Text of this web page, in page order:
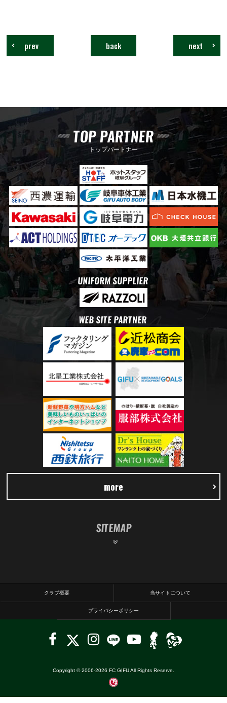
next
back
prev
TOP PARTNER
トップパートナー
UNIFORM SUPPLIER
WEB SITE PARTNER
more
SITEMAP
クラブ概要 当サイトについて
プライバシーポリシー
Copyright © 2006-2026 FC GIFU All Rights Reserve.